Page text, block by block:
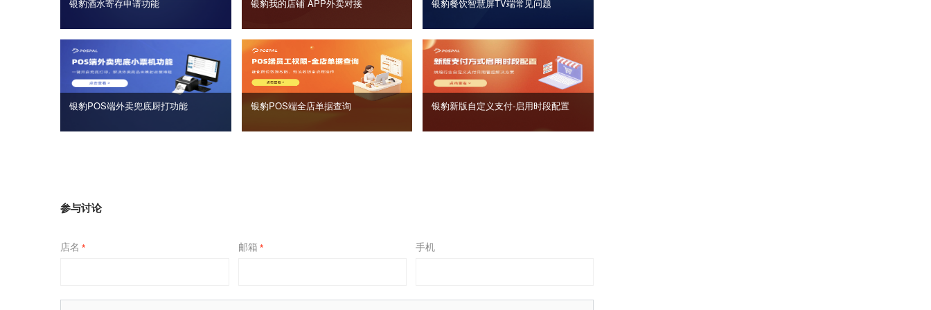
银豹酒水寄存申请功能 银豹我的店铺 APP外卖对接 银豹餐饮智慧屏TV端常见问题
银豹POS端外卖兜底厨打功能 银豹POS端全店单据查询 银豹新版自定义支付‑启用时段配置
参与讨论
店名 * 邮箱 * 手机